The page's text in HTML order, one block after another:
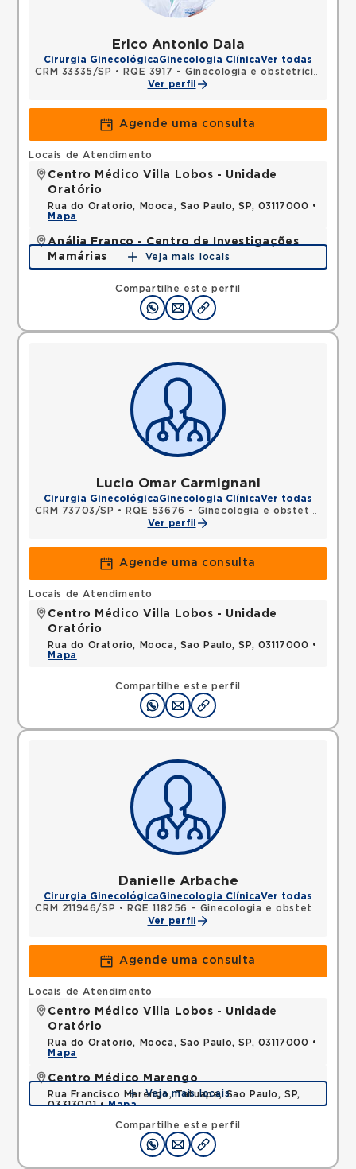
Erico Antonio Daia
Cirurgia GinecológicaGinecologia ClínicaVer todas
CRM 33335/SP • RQE 3917 - Ginecologia e obstetrícia
Ver perfil
Agende uma consulta
Compartilhe este perfil
Locais de Atendimento
Centro Médico Villa Lobos - Unidade
Oratório
Rua do Oratorio, Mooca, Sao Paulo, SP, 03117000 •
Mapa
Anália Franco - Centro de Investigações
Mamárias
Avenida Paes de Barros, Mooca, Sao Paulo, SP,
Mapa
Veja mais locais
Lucio Omar Carmignani
Cirurgia GinecológicaGinecologia ClínicaVer todas
CRM 73703/SP • RQE 53676 - Ginecologia e obstetrícia
Ver perfil
Agende uma consulta
Compartilhe este perfil
Locais de Atendimento
Centro Médico Villa Lobos - Unidade
Oratório
Rua do Oratorio, Mooca, Sao Paulo, SP, 03117000 •
Mapa
Danielle Arbache
Cirurgia GinecológicaGinecologia ClínicaVer todas
CRM 211946/SP • RQE 118256 - Ginecologia e obstetrícia
Ver perfil
Agende uma consulta
Compartilhe este perfil
Locais de Atendimento
Centro Médico Villa Lobos - Unidade
Oratório
Rua do Oratorio, Mooca, Sao Paulo, SP, 03117000 •
Mapa
Centro Médico Marengo
Rua Francisco Marengo, Tatuape, Sao Paulo, SP,
03313001 •Mapa
Veja mais locais